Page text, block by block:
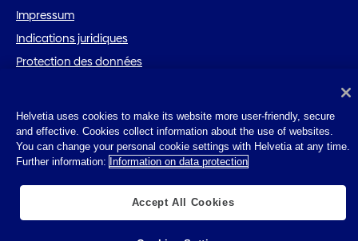
Impressum
Indications juridiques
Protection des données
Helvetia uses cookies to make its website more user-friendly, secure
and effective. Cookies collect information about the use of websites.
You can change your personal cookie settings with Helvetia at any time.
Further information: Information on data protection
Accept All Cookies